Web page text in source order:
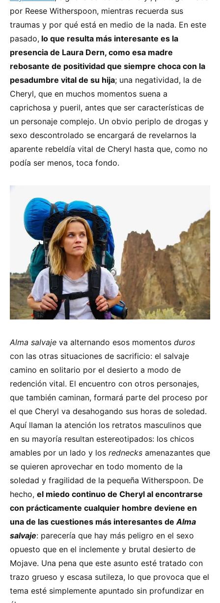
por Reese Witherspoon, mientras recuerda sus
traumas y por qué está en medio de la nada. En este
pasado, lo que resulta más interesante es la
presencia de Laura Dern, como esa madre
rebosante de positividad que siempre choca con la
pesadumbre vital de su hija; una negatividad, la de
Cheryl, que en muchos momentos suena a
caprichosa y pueril, antes que ser características de
un personaje complejo. Un obvio periplo de drogas y
sexo descontrolado se encargará de revelarnos la
aparente rebeldía vital de Cheryl hasta que, como no
podía ser menos, toca fondo.
Alma salvaje va alternando esos momentos duros
con las otras situaciones de sacrificio: el salvaje
camino en solitario por el desierto a modo de
redención vital. El encuentro con otros personajes,
que también caminan, formará parte del proceso por
el que Cheryl va desahogando sus horas de soledad.
Aquí llaman la atención los retratos masculinos que
en su mayoría resultan estereotipados: los chicos
amables por un lado y los rednecks amenazantes que
se quieren aprovechar en todo momento de la
soledad y fragilidad de la pequeña Witherspoon. De
hecho, el miedo continuo de Cheryl al encontrarse
con prácticamente cualquier hombre deviene en
una de las cuestiones más interesantes de Alma
salvaje: parecería que hay más peligro en el sexo
opuesto que en el inclemente y brutal desierto de
Mojave. Una pena que este asunto esté tratado con
trazo grueso y escasa sutileza, lo que provoca que el
tema esté simplemente apuntado sin profundizar en